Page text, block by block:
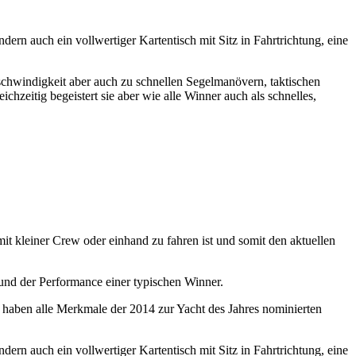
auch ein vollwertiger Kartentisch mit Sitz in Fahrtrichtung, eine
aber auch zu schnellen Segelmanövern, taktischen
begeistert sie aber wie alle Winner auch als schnelles,
kleiner Crew oder einhand zu fahren ist und somit den aktuellen
der Performance einer typischen Winner.
alle Merkmale der 2014 zur Yacht des Jahres nominierten
auch ein vollwertiger Kartentisch mit Sitz in Fahrtrichtung, eine